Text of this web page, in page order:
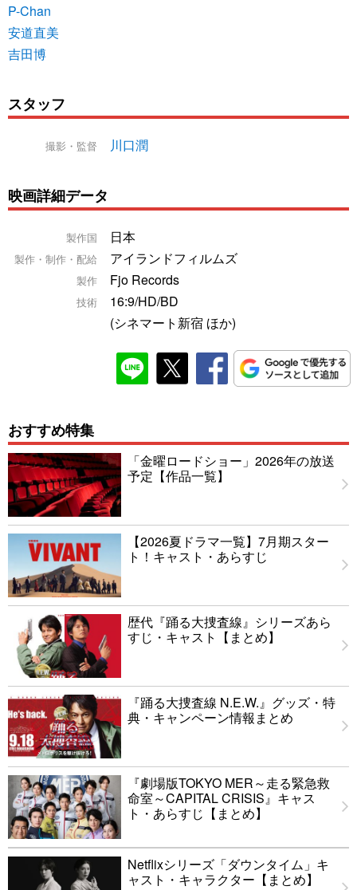
P-Chan
安道直美
吉田博
スタッフ
撮影・監督 川口潤
映画詳細データ
製作国 日本
製作・制作・配給 アイランドフィルムズ
製作 Fjo Records
技術
16:9/HD/BD
(シネマート新宿 ほか)
おすすめ特集
「金曜ロードショー」2026年の放送
予定【作品一覧】
【2026夏ドラマ一覧】7月期スター
ト！キャスト・あらすじ
歴代『踊る大捜査線』シリーズあら
すじ・キャスト【まとめ】
『踊る大捜査線 N.E.W.』グッズ・特
典・キャンペーン情報まとめ
『劇場版TOKYO MER～走る緊急救
命室～CAPITAL CRISIS』キャス
ト・あらすじ【まとめ】
Netflixシリーズ「ダウンタイム」キ
ャスト・キャラクター【まとめ】